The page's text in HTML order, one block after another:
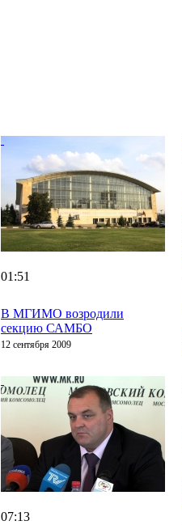
01:51
В МГИМО возродили
секцию САМБО
12 сентября 2009
07:13